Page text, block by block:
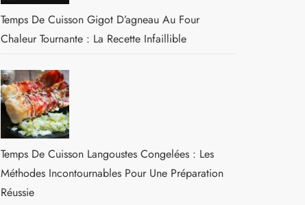
Temps De Cuisson Gigot D’agneau Au Four
Chaleur Tournante : La Recette Infaillible
Temps De Cuisson Langoustes Congelées : Les
Méthodes Incontournables Pour Une Préparation
Réussie